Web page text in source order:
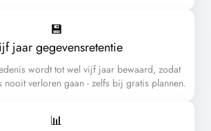
💾
jaar gegevensretentie
wordt tot wel vijf jaar bewaard, zodat
nooit verloren gaan - zelfs bij gratis plannen.
📊